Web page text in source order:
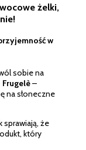
żelki,
w
sobie na
–
na słoneczne
sprawiają, że
który